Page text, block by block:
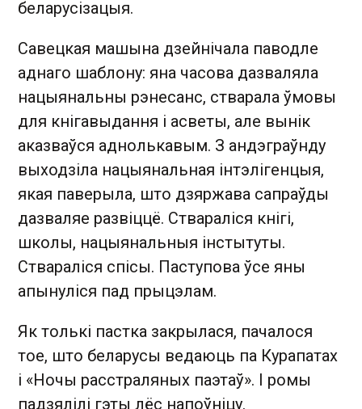
беларусізацыя.
Савецкая машына дзейнічала паводле
аднаго шаблону: яна часова дазваляла
нацыянальны рэнесанс, стварала ўмовы
для кнігавыдання і асветы, але вынік
аказваўся аднолькавым. З андэграўнду
выходзіла нацыянальная інтэлігенцыя,
якая паверыла, што дзяржава сапраўды
дазваляе развіццё. Ствараліся кнігі,
школы, нацыянальныя інстытуты.
Ствараліся спісы. Паступова ўсе яны
апынуліся пад прыцэлам.
Як толькі пастка закрылася, пачалося
тое, што беларусы ведаюць па Курапатах
і «Ночы расстраляных паэтаў». І ромы
падзялілі гэты лёс напоўніцу.